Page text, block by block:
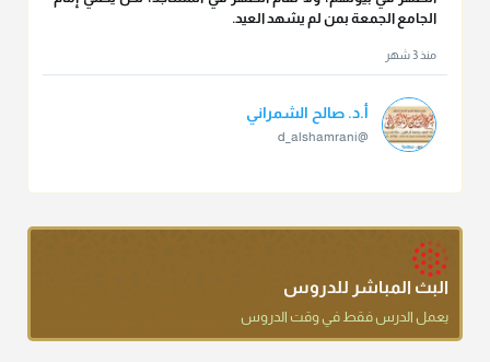
الجامع الجمعة بمن لم يشهد العيد.
منذ 3 شهر
أ.د. صالح الشمراني
@d_alshamrani
كنت أظن أن الله بقي يخلق مثلك.
دعاء ختم القرآن في الصلاة أقرب إلى البدعة
البث المباشر للدروس
يعمل الدرس فقط في وقت الدروس